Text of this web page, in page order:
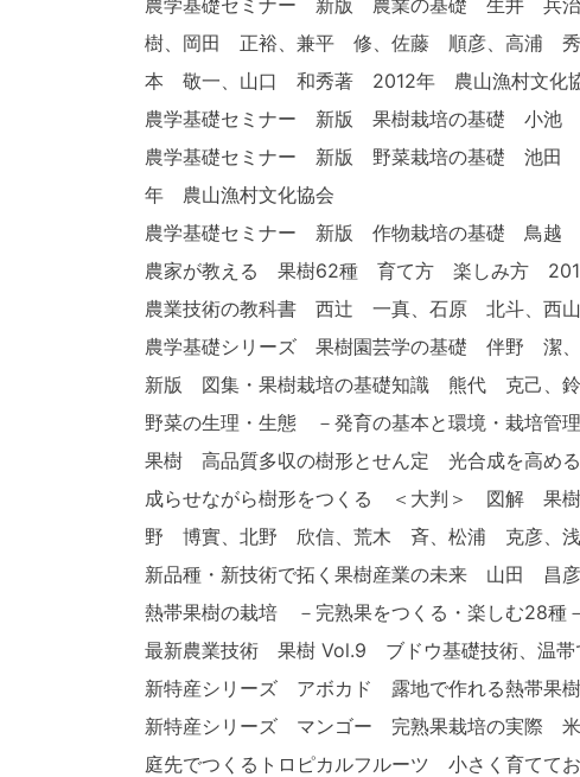
樹、岡田 正裕、兼平 修、佐藤 順彦、高浦
本 敬一、山口 和秀著 2012年 農山漁村文化
農学基礎セミナー 新版 果樹栽培の基礎 小
農学基礎セミナー 新版 野菜栽培の基礎 池
年 農山漁村文化協会
農学基礎セミナー 新版 作物栽培の基礎 鳥
農家が教える 果樹62種 育て方 楽しみ方
農業技術の教科書 西辻 一真、石原 北斗、西
農学基礎シリーズ 果樹園芸学の基礎 伴野
新版 図集・果樹栽培の基礎知識 熊代 克己、
野菜の生理・生態 －発育の基本と環境・栽培
果樹 高品質多収の樹形とせん定 光合成を高
成らせながら樹形をつくる ＜大判＞ 図解
野 博實、北野 欣信、荒木 斉、松浦 克彦、
新品種・新技術で拓く果樹産業の未来 山田
熱帯果樹の栽培 －完熟果をつくる・楽しむ
最新農業技術 果樹 Vol.9 ブドウ基礎技術、温
新特産シリーズ アボカド 露地で作れる熱帯
新特産シリーズ マンゴー 完熟果栽培の実際
庭先でつくるトロピカルフルーツ 小さく育て